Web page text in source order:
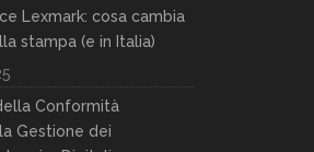
Lexmark: cosa cambia
stampa (e in Italia)
Conformità
Gestione dei